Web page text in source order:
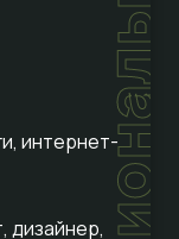
интернет-
дизайнер,